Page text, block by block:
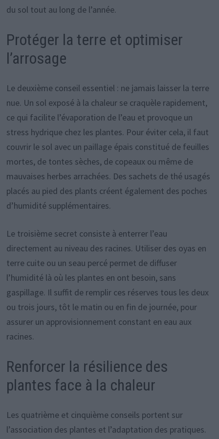
du sol tout au long de l’année.
Protéger la terre et optimiser
l’arrosage
Le deuxième conseil essentiel : ne jamais laisser la terre
nue. Un sol exposé à la chaleur se craquèle rapidement,
ce qui facilite l’évaporation de l’eau et provoque un
stress hydrique chez les plantes. Pour éviter cela, il faut
couvrir le sol avec un paillage épais constitué de feuilles
mortes, de tontes sèches, de copeaux ou même de
mauvaises herbes arrachées. Des sachets de thé usagés
placés au pied des plants créent également des poches
d’humidité supplémentaires.
Le troisième secret consiste à enterrer l’eau
directement au niveau des racines. Utiliser des oyas en
terre cuite ou un seau percé permet de diffuser
l’humidité là où les plantes en ont besoin, sans
gaspillage. Il suffit de remplir ces réserves tous les deux
ou trois jours, tôt le matin ou en fin de journée, pour
assurer un approvisionnement constant en eau aux
racines.
Renforcer la résilience des
plantes face à la chaleur
Les quatrième et cinquième conseils portent sur
l’association des plantes et l’adaptation des pratiques.